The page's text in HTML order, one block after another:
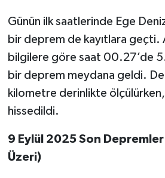
Günün ilk saatlerinde Ege
bir deprem de kayıtlara geçti.
bilgilere göre saat 00.27’de
bir deprem meydana geldi.
kilometre derinlikte
hissedildi.
9 Eylül 2025 Son
Üzeri)